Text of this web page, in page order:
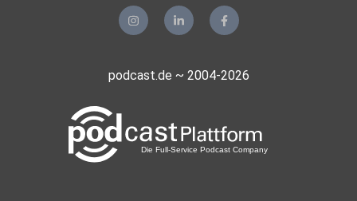
podcast.de ~ 2004-2026